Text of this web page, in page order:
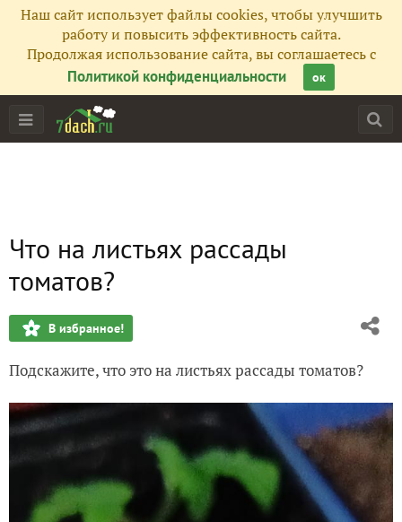
Наш сайт использует файлы cookies, чтобы улучшить
работу и повысить эффективность сайта.
Продолжая использование сайта, вы соглашаетесь с
Политикой конфиденциальности
ок
Что на листьях рассады
томатов?
В избранное!
Подскажите, что это на листьях рассады томатов?